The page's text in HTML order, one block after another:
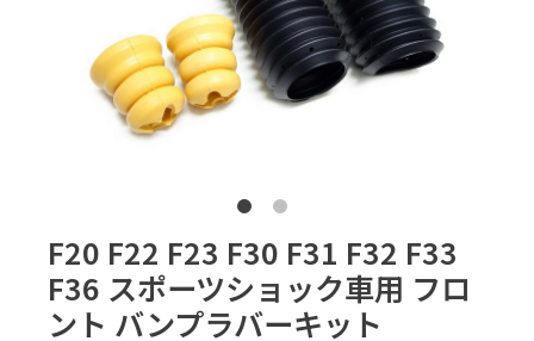
F20 F22 F23 F30 F31 F32 F33
F36 スポーツショック車用 フロ
ント バンプラバーキット